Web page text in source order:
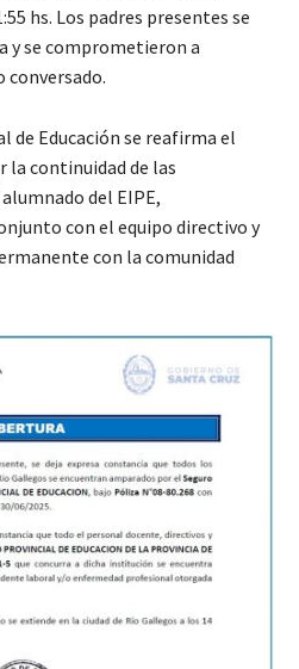
hs. Los padres presentes se
y se comprometieron a
conversado.
de Educación se reafirma el
continuidad de las
del EIPE,
con el equipo directivo y
con la comunidad